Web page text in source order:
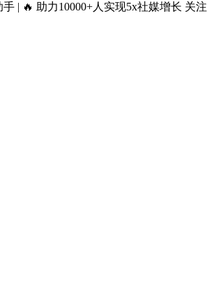
手 | 🔥 助力10000+人实现5x社媒增长 关